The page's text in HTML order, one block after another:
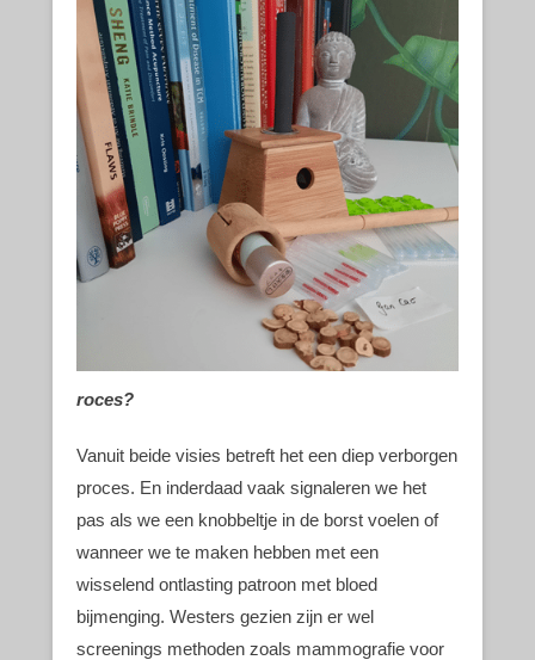
roces?
Vanuit beide visies betreft het een diep verborgen
proces. En inderdaad vaak signaleren we het
pas als we een knobbeltje in de borst voelen of
wanneer we te maken hebben met een
wisselend ontlasting patroon met bloed
bijmenging. Westers gezien zijn er wel
screenings methoden zoals mammografie voor